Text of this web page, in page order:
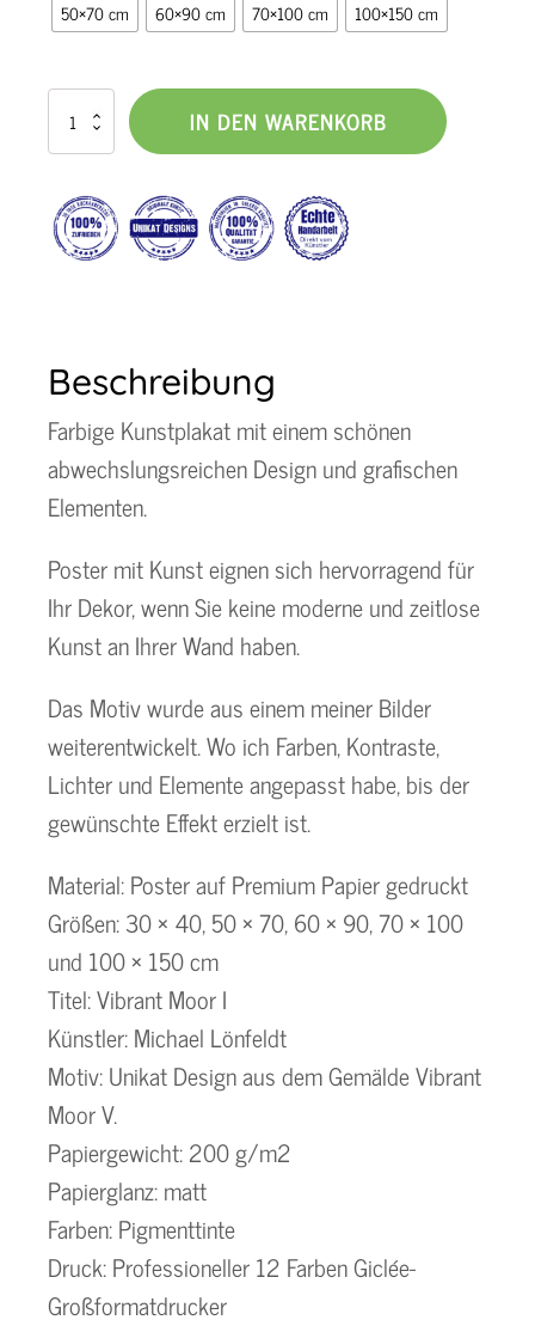
229,00 €
50×70 cm 60×90 cm 70×100 cm 100×150 cm
bunt
Moor
Menge
IN DEN WARENKORB
Beschreibung
Farbige Kunstplakat mit einem schönen
abwechslungsreichen Design und grafischen
Elementen.
Poster mit Kunst eignen sich hervorragend für
Ihr Dekor, wenn Sie keine moderne und zeitlose
Kunst an Ihrer Wand haben.
Das Motiv wurde aus einem meiner Bilder
weiterentwickelt. Wo ich Farben, Kontraste,
Lichter und Elemente angepasst habe, bis der
gewünschte Effekt erzielt ist.
Material: Poster auf Premium Papier gedruckt
Größen: 30 × 40, 50 × 70, 60 × 90, 70 × 100
und 100 × 150 cm
Titel: Vibrant Moor I
Künstler: Michael Lönfeldt
Motiv: Unikat Design aus dem Gemälde Vibrant
Moor V.
Papiergewicht: 200 g/m2
Papierglanz: matt
Farben: Pigmenttinte
Druck: Professioneller 12 Farben Giclée-
Großformatdrucker